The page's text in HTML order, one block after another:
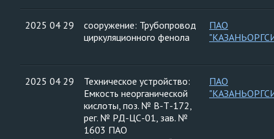
2025 04 29
сооружение: Трубопровод
циркуляционного фенола
ПАО
2025 04 29
Техническое устройство:
Емкость неорганической
кислоты, поз. № В-Т-172,
рег. № РД-ЦС-01, зав. №
1603 ПАО
ПАО